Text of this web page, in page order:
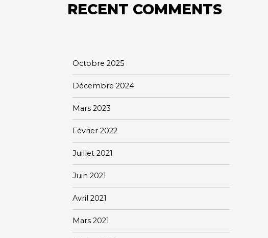
RECENT COMMENTS
Octobre 2025
Décembre 2024
Mars 2023
Février 2022
Juillet 2021
Juin 2021
Avril 2021
Mars 2021